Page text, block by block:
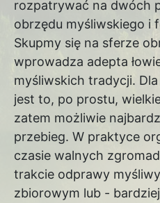
rozpatrywać na dwóch
obrzędu myśliwskiego i
Skupmy się na sferze
wprowadza adepta
myśliwskich tradycji.
jest to, po prostu,
zatem możliwie
przebieg. W praktyce
czasie walnych
trakcie odprawy
zbiorowym lub -